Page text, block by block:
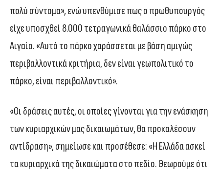
πολύ σύντομα», ενώ υπενθύμισε πως ο πρωθυπουργός
είχε υποσχθεί 8.000 τετραγωνικά θαλάσσιο πάρκο στο
Αιγαίο. «Αυτό το πάρκο χαράσσεται με βάση αμιγώς
περιβαλλοντικά κριτήρια, δεν είναι γεωπολιτικό το
πάρκο, είναι περιβαλλοντικό».
«Οι δράσεις αυτές, οι οποίες γίνονται για την ενάσκηση
των κυριαρχικών μας δικαιωμάτων, θα προκαλέσουν
αντίδραση», σημείωσε και προσέθεσε: «Η Ελλάδα ασκεί
τα κυριαρχικά της δικαιώματα στο πεδίο. Θεωρούμε ότι